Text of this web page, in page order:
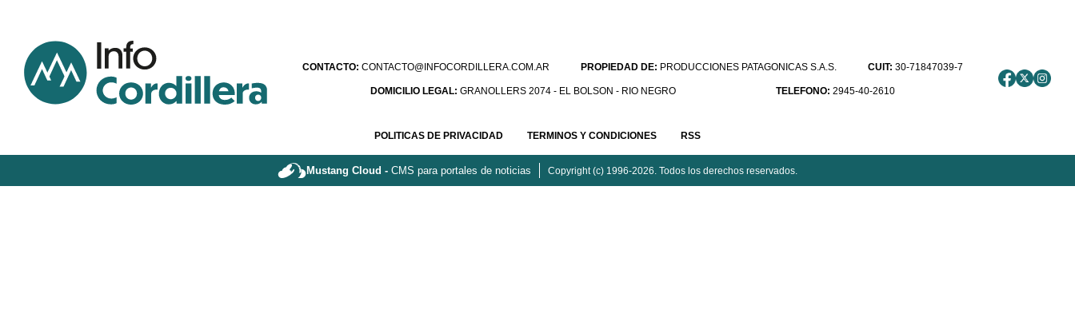
CONTACTO: CONTACTO@INFOCORDILLERA.COM.AR PROPIEDAD DE: PRODUCCIONES PATAGONICAS S.A.S. CUIT: 30-71847039-7
DOMICILIO LEGAL:GRANOLLERS 2074 - EL BOLSON - RIO NEGRO TELEFONO: 2945-40-2610
POLITICAS DE PRIVACIDAD TERMINOS Y CONDICIONES RSS
Mustang Cloud - CMS para portales de noticias Copyright (c) 1996-2026. Todos los derechos reservados.